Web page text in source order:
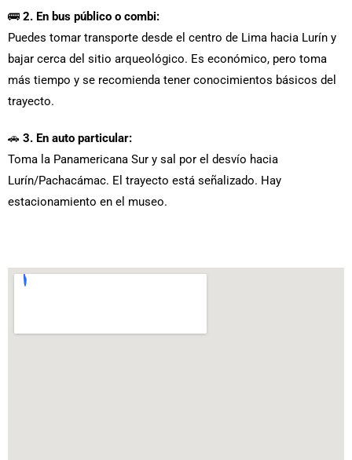
🚌 2. En bus público o combi:
Puedes tomar transporte desde el centro de Lima hacia Lurín y
bajar cerca del sitio arqueológico. Es económico, pero toma
más tiempo y se recomienda tener conocimientos básicos del
trayecto.
🚗 3. En auto particular:
Toma la Panamericana Sur y sal por el desvío hacia
Lurín/Pachacámac. El trayecto está señalizado. Hay
estacionamiento en el museo.